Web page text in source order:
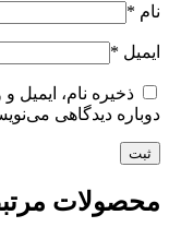
نام *
ایمیل *
ذخیره نام، ایمیل
دوباره دیدگاهی
محصولات